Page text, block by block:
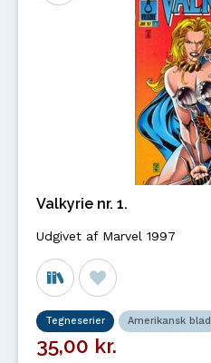
Valkyrie nr. 1.
Udgivet af Marvel 1997
Tegneserier Amerikansk blad
35,00 kr.